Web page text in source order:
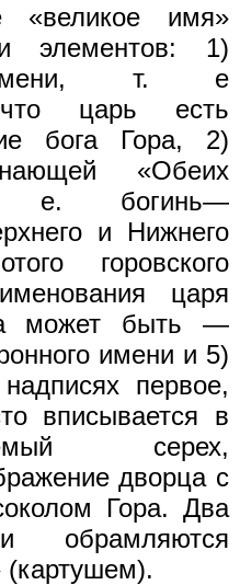
имя»
элементов: 1)
имени, т. е
что царь есть
бога Гора, 2)
«Обеих
е. богинь—
и Нижнего
горовского
царя
может быть —
имени и 5)
первое,
вписывается в
серех,
дворца с
Гора. Два
обрамляются
(картушем).